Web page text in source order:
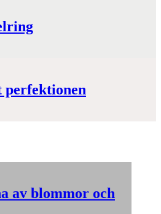
perfektionen
av blommor och